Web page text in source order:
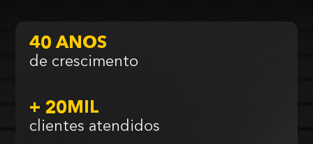
40 ANOS
de crescimento
+ 20MIL
clientes atendidos